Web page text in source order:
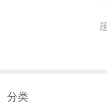
分类